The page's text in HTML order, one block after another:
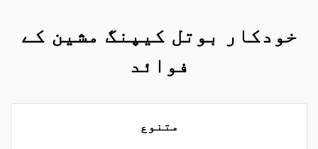
خودکار بوتل کیپنگ مشین کے
فوائد
متنوع